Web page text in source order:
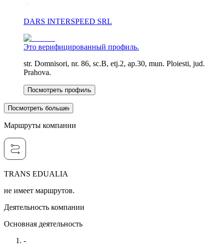
DARS INTERSPEED SRL
Это верифицированный профиль.
str. Domnisori, nr. 86, sc.B, etj.2, ap.30, mun. Ploiesti, jud.
Prahova.
Посмотреть профиль
Посмотреть больше
Маршруты компании
TRANS EDUALIA
не имеет маршрутов.
Деятельность компании
Основная деятельность
-